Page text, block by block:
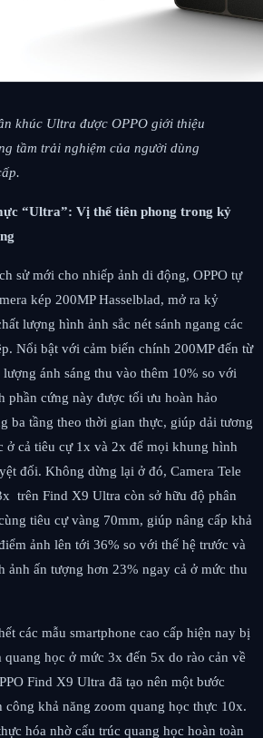
khúc Ultra được OPPO giới thiệu
tầm trải nghiệm của người dùng
“Ultra”: Vị thế tiên phong trong kỷ
sử mới cho nhiếp ảnh di động, OPPO tự
kép 200MP Hasselblad, mở ra kỷ
lượng hình ảnh sắc nét sánh ngang các
Nổi bật với cảm biến chính 200MP đến từ
ánh sáng thu vào thêm 10% so với
phần cứng này được tối ưu hoàn hảo
ba tầng theo thời gian thực, giúp dải tương
ở cả tiêu cự 1x và 2x để mọi khung hình
đối. Không dừng lại ở đó, Camera Tele
trên Find X9 Ultra còn sở hữu độ phân
tiêu cự vàng 70mm, giúp nâng cấp khả
ảnh lên tới 36% so với thế hệ trước và
ảnh ấn tượng hơn 23% ngay cả ở mức thu
các mẫu smartphone cao cấp hiện nay bị
học ở mức 3x đến 5x do rào cản về
Find X9 Ultra đã tạo nên một bước
khả năng zoom quang học thực 10x.
hóa nhờ cấu trúc quang học hoàn toàn